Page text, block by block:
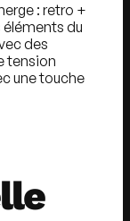
: retro +
du
des
tension
une touche